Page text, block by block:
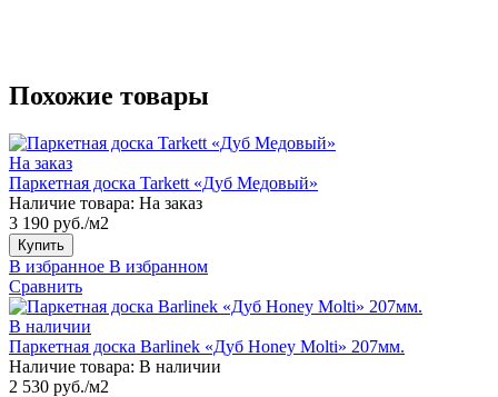
Похожие товары
На заказ
Паркетная доска Tarkett «Дуб Медовый»
Наличие товара: На заказ
3 190 руб./м2
Купить
В избранное В избранном
Сравнить
В наличии
Паркетная доска Barlinek «Дуб Honey Molti» 207мм.
Наличие товара: В наличии
2 530 руб./м2